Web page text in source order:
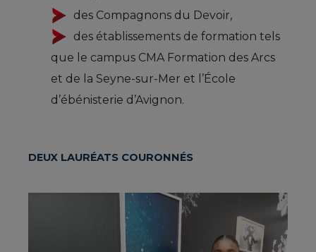
des Compagnons du Devoir,
des établissements de formation tels
que le campus CMA Formation des Arcs
et de la Seyne-sur-Mer et l’École
d’ébénisterie d’Avignon.
DEUX LAURÉATS COURONNÉS